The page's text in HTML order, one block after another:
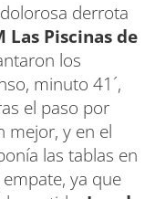
derrota
Las Piscinas de
los
minuto 41´,
el paso por
mejor, y en el
las tablas en
ya que